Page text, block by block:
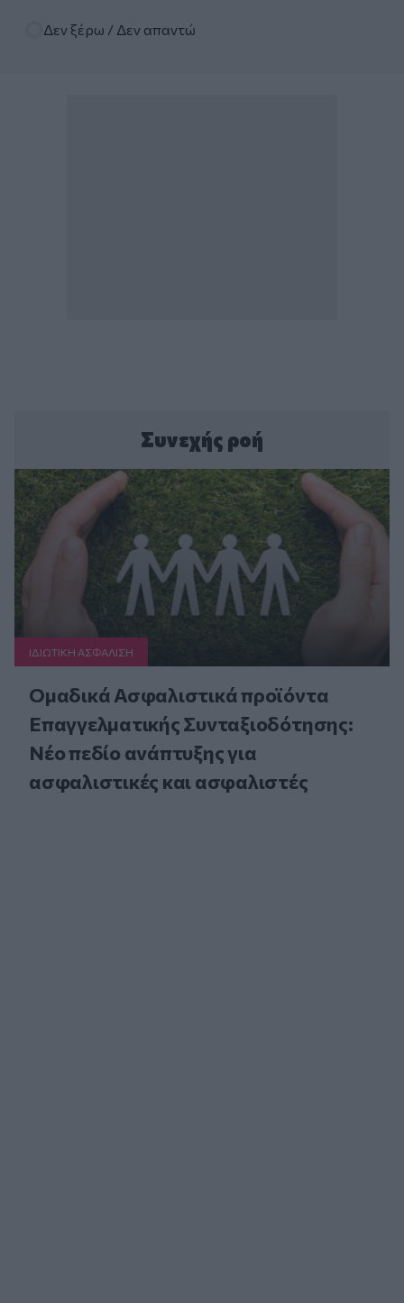
Δεν ξέρω / Δεν απαντώ
Συνεχής ροή
ΙΔΙΩΤΙΚΗ ΑΣΦAΛΙΣΗ
Ομαδικά Ασφαλιστικά προϊόντα
Επαγγελματικής Συνταξιοδότησης:
Νέο πεδίο ανάπτυξης για
ασφαλιστικές και ασφαλιστές